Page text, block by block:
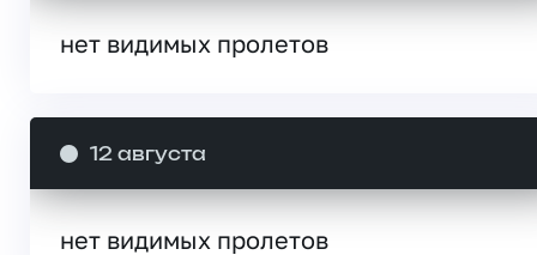
нет видимых пролетов
12 августа
нет видимых пролетов